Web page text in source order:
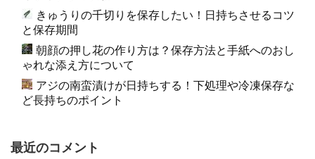
きゅうりの千切りを保存したい！日持ちさせるコツ
と保存期間
朝顔の押し花の作り方は？保存方法と手紙へのおし
ゃれな添え方について
アジの南蛮漬けが日持ちする！下処理や冷凍保存な
ど長持ちのポイント
最近のコメント